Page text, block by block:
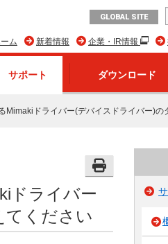
GLOBAL SITE
企業・IR情報
新着情報
ム
サポート ダウンロード
Mimakiドライバー(デバイスドライバー)
ドライバー
てください